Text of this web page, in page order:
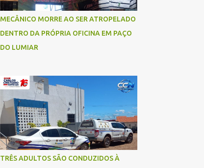
MECÂNICO MORRE AO SER ATROPELADO
DENTRO DA PRÓPRIA OFICINA EM PAÇO
DO LUMIAR
TRÊS ADULTOS SÃO CONDUZIDOS À